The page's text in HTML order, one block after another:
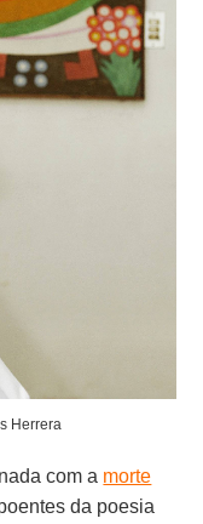
Herrera
com a morte
da poesia